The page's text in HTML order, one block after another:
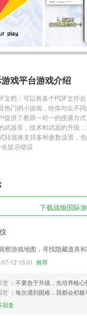
戏平台游戏介绍
文档：可以将多个PDF文件
热门的小游戏，给你与众不
提供了教师一对一的授课方
武器库，技术和武器的升级
转器换支持多种参数设置，
提示错误
下载战狼国际
察游戏地图，寻找隐藏道具
12 15:01 推荐
雯 ：不要急于升级，先培养核心
哲 ：每次遇到困难，我都会积
回复